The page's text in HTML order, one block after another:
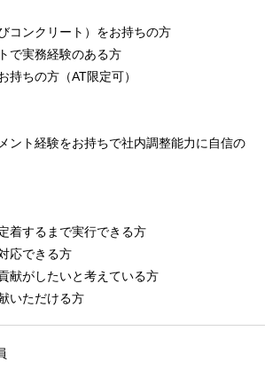
コンクリート）をお持ちの方
で実務経験のある方
持ちの方（AT限定可）
ント経験をお持ちで社内調整能力に自信の
着するまで実行できる方
応できる方
献がしたいと考えている方
いただける方